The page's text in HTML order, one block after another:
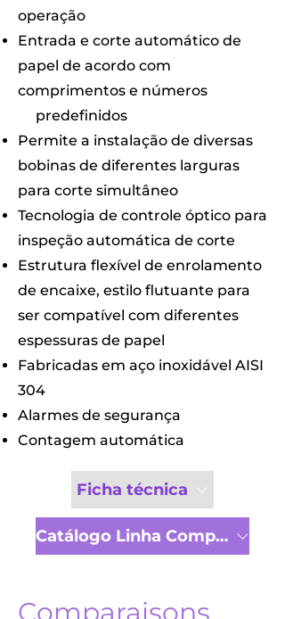
operação
Entrada e corte automático de
papel de acordo com
comprimentos e números
predefinidos
Permite a instalação de diversas
bobinas de diferentes larguras
para corte simultâneo
Tecnologia de controle óptico para
inspeção automática de corte
Estrutura flexível de enrolamento
de encaixe, estilo flutuante para
ser compatível com diferentes
espessuras de papel
Fabricadas em aço inoxidável AISI
304
Alarmes de segurança
Contagem automática
Ficha técnica
Catálogo Linha Completa
Comparaisons